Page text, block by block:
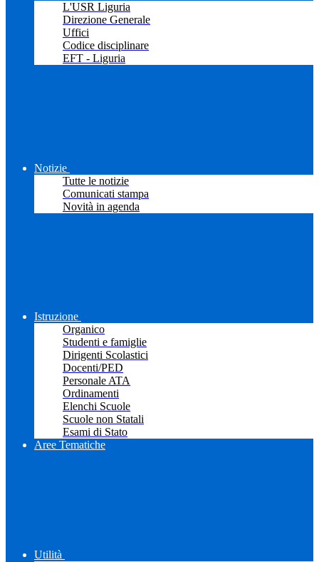
L'USR Liguria
Direzione Generale
Uffici
Codice disciplinare
EFT - Liguria
Notizie
Tutte le notizie
Comunicati stampa
Novità in agenda
Istruzione
Organico
Studenti e famiglie
Dirigenti Scolastici
Docenti/PED
Personale ATA
Ordinamenti
Elenchi Scuole
Scuole non Statali
Esami di Stato
Aree Tematiche
Utilità